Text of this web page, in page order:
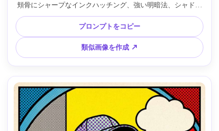
頬骨にシャープなインクハッチング、強い明暗法、シャドウ
にはハーフトーン、雨で濡れた窓、上部にはキャプションボ
ックスと空スペース、ムーディなノワール雰囲気、きれいで
太い輪郭、プロ品質のイラスト、85mmレンズ、浅い被写界
深度、ソフトな映画風ライティング --ar 4:5
プロンプトをコピー
類似画像を作成 ↗